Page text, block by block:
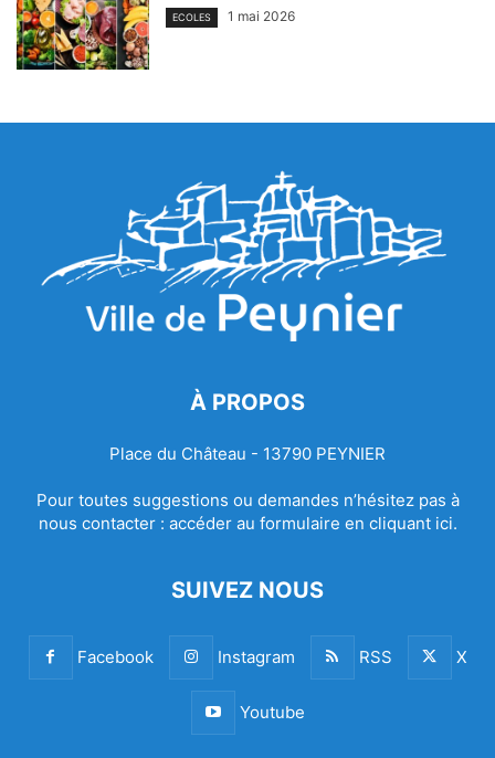
ECOLES 1 mai 2026
À PROPOS
Place du Château - 13790 PEYNIER
Pour toutes suggestions ou demandes n’hésitez pas à
nous contacter : accéder au formulaire en cliquant ici.
SUIVEZ NOUS
Facebook Instagram RSS X
Youtube